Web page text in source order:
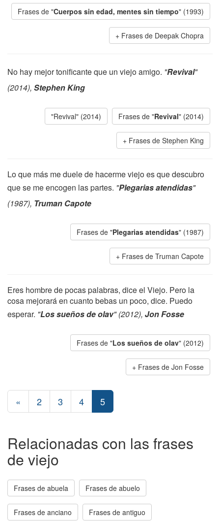
Frases de "Cuerpos sin edad, mentes sin tiempo" (1993)
Frases de Deepak Chopra
No hay mejor tonificante que un viejo amigo. "Revival"
(2014), Stephen King
"Revival" (2014) Frases de "Revival" (2014)
Frases de Stephen King
Lo que más me duele de hacerme viejo es que descubro
que se me encogen las partes. "Plegarias atendidas"
(1987), Truman Capote
Frases de "Plegarias atendidas" (1987)
Frases de Truman Capote
Eres hombre de pocas palabras, dice el Viejo. Pero la
cosa mejorará en cuanto bebas un poco, dice. Puedo
esperar. "Los sueños de olav" (2012), Jon Fosse
Frases de "Los sueños de olav" (2012)
Frases de Jon Fosse
« 2 3 4 5
Relacionadas con las frases
de viejo
Frases de abuela Frases de abuelo
Frases de anciano Frases de antiguo